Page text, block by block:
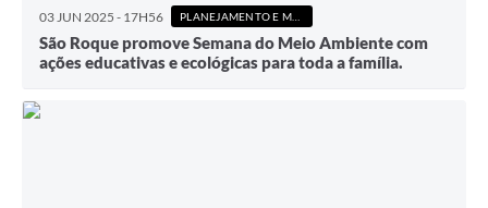
03 JUN 2025 - 17H56
São Roque promove Semana do Meio Ambiente com
ações educativas e ecológicas para toda a família.